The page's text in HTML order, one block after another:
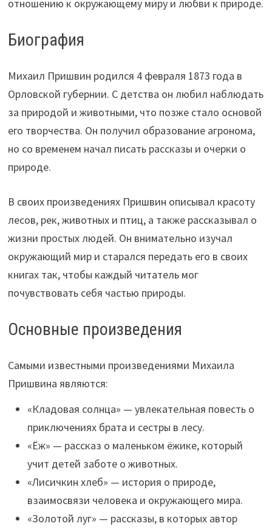
отношению к окружающему миру и любви к природе.
Биография
Михаил Пришвин родился 4 февраля 1873 года в
Орловской губернии. С детства он любил наблюдать
за природой и животными, что позже стало основой
его творчества. Он получил образование агронома,
но со временем начал писать рассказы и очерки о
природе.
В своих произведениях Пришвин описывал красоту
лесов, рек, животных и птиц, а также рассказывал о
жизни простых людей. Он внимательно изучал
окружающий мир и старался передать его в своих
книгах так, чтобы каждый читатель мог
почувствовать себя частью природы.
Основные произведения
Самыми известными произведениями Михаила
Пришвина являются:
«Кладовая солнца» — увлекательная повесть о
приключениях брата и сестры в лесу.
«Ёж» — рассказ о маленьком ёжике, который
учит детей заботе о животных.
«Лисичкин хлеб» — история о природе,
взаимосвязи человека и окружающего мира.
«Золотой луг» — рассказы, в которых автор